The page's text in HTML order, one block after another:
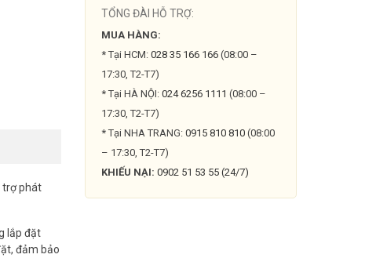
trợ phát
lắp đặt
đảm bảo
TỔNG ĐÀI HỖ TRỢ:
MUA HÀNG:
* Tại HCM: 028 35 166 166 (08:00 –
17:30, T2-T7)
* Tại HÀ NỘI: 024 6256 1111 (08:00 –
17:30, T2-T7)
* Tại NHA TRANG: 0915 810 810 (08:00
– 17:30, T2-T7)
KHIẾU NẠI: 0902 51 53 55 (24/7)